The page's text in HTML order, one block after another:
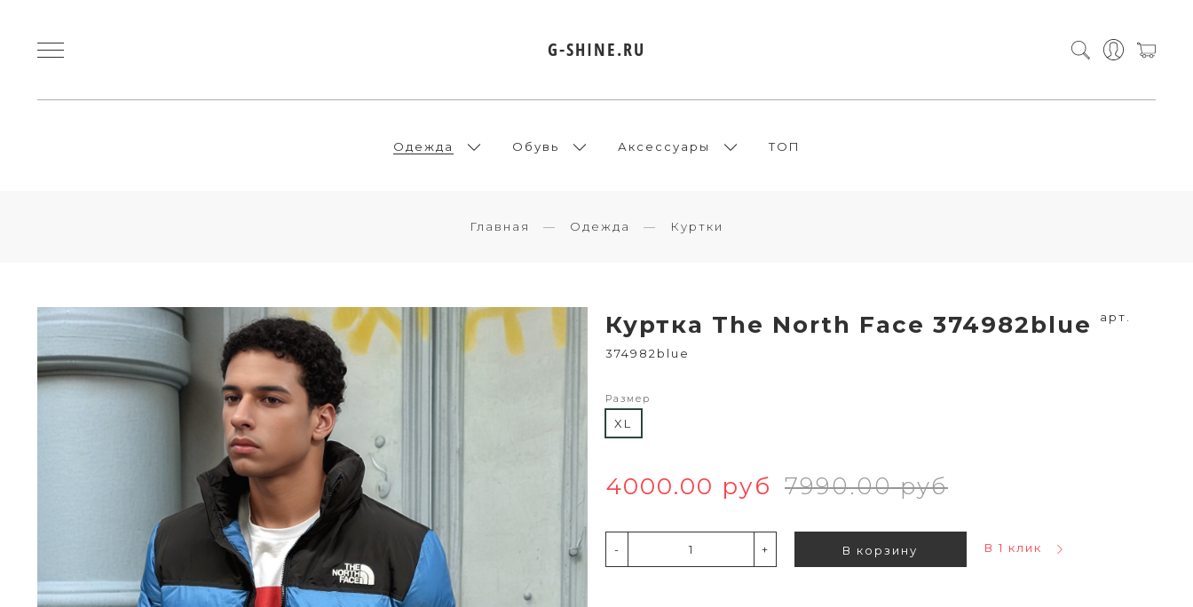
G-SHINE.RU
Одежда Обувь Аксессуары ТОП
Главная Одежда Куртки
Куртка The North Face 374982blue арт.
374982blue
Размер
XL
4000.00 руб 7990.00 руб
- + В корзину В 1 клик